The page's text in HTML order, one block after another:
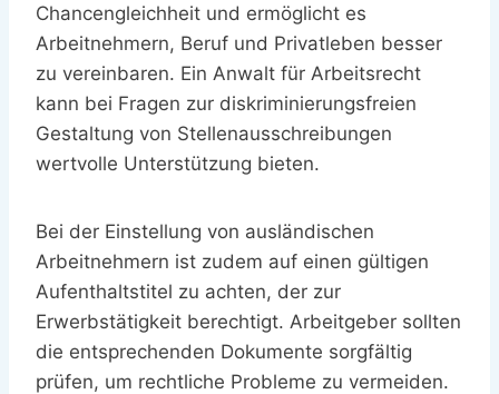
Chancengleichheit und ermöglicht es
Arbeitnehmern, Beruf und Privatleben besser
zu vereinbaren. Ein Anwalt für Arbeitsrecht
kann bei Fragen zur diskriminierungsfreien
Gestaltung von Stellenausschreibungen
wertvolle Unterstützung bieten.
Bei der Einstellung von ausländischen
Arbeitnehmern ist zudem auf einen gültigen
Aufenthaltstitel zu achten, der zur
Erwerbstätigkeit berechtigt. Arbeitgeber sollten
die entsprechenden Dokumente sorgfältig
prüfen, um rechtliche Probleme zu vermeiden.